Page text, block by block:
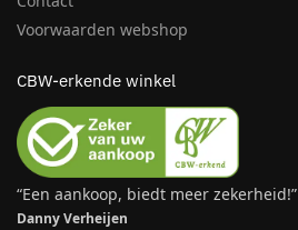
Voorwaarden webshop
CBW-erkende winkel
“Een aankoop, biedt meer zekerheid!”
Danny Verheijen